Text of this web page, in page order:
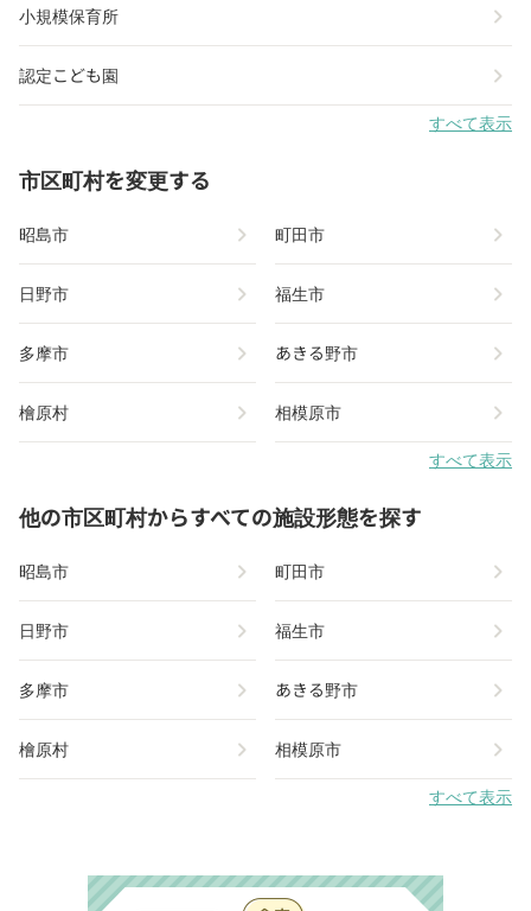
小規模保育所 chevron_right
認定こども園 chevron_right
すべて表示
市区町村を変更する
昭島市 chevron_right 町田市 chevron_right
日野市 chevron_right 福生市 chevron_right
多摩市 chevron_right あきる野市 chevron_right
檜原村 chevron_right 相模原市 chevron_right
すべて表示
他の市区町村からすべての施設形態を探す
昭島市 chevron_right 町田市 chevron_right
日野市 chevron_right 福生市 chevron_right
多摩市 chevron_right あきる野市 chevron_right
檜原村 chevron_right 相模原市 chevron_right
すべて表示